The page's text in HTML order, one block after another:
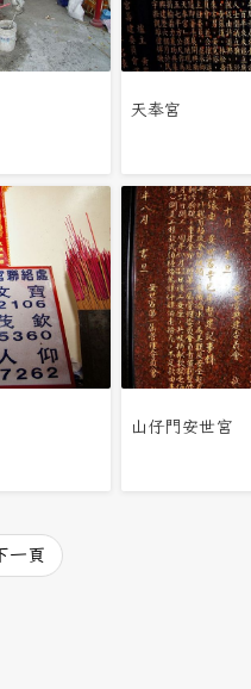
天奉宮
山仔門安世宮
一頁